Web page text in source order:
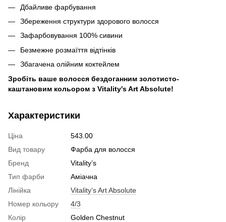
Дбайливе фарбування
Збереження структури здорового волосся
Зафарбовування 100% сивини
Безмежне розмаїття відтінків
Збагачена олійним коктейлем
Зробіть ваше волосся бездоганним золотисто-
каштановим кольором з Vitality's Art Absolute!
Характеристики
Ціна
543.00
Вид товару
Фарба для волосся
Бренд
Vitality’s
Тип фарби
Аміачна
Лінійка
Vitality’s Art Absolute
Номер кольору
4/3
Колір
Golden Chestnut